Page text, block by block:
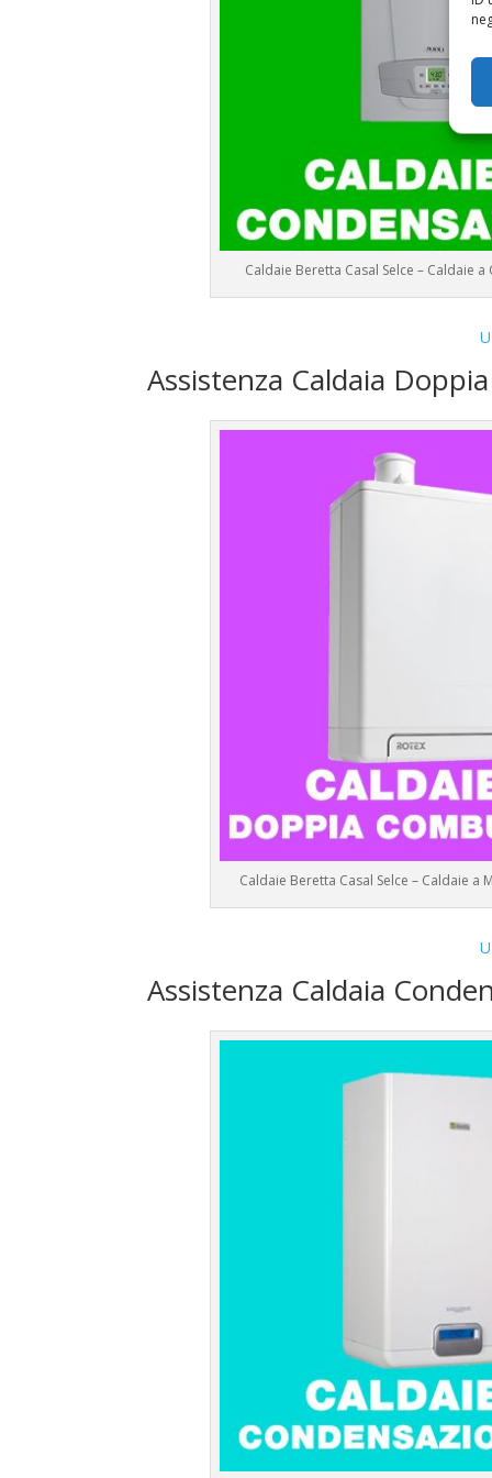
Caldaie Beretta Casal Selce – Caldaie
Assistenza Caldaia
Caldaie Beretta Casal Selce – Caldaie a
Assistenza Caldaia